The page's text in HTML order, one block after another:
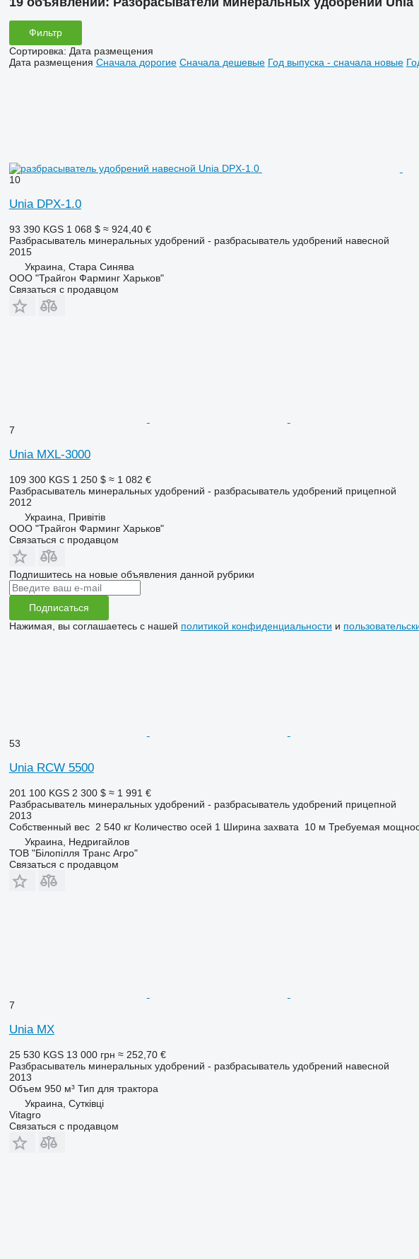
Фильтр
Сортировка: Дата размещения
Дата размещения Сначала дорогие Сначала дешевые Год выпуска - сначала новые
10
Unia DPX-1.0
93 390 KGS 1 068 $ ≈ 924,40 €
Разбрасыватель минеральных удобрений - разбрасыватель удобрений навесной
2015
Украина, Стара Синява
ООО "Трайгон Фарминг Харьков"
Связаться с продавцом
7
Unia MXL-3000
109 300 KGS 1 250 $ ≈ 1 082 €
Разбрасыватель минеральных удобрений - разбрасыватель удобрений прицепной
2012
Украина, Привітів
ООО "Трайгон Фарминг Харьков"
Связаться с продавцом
Подпишитесь на новые объявления данной рубрики
Подписаться
Нажимая, вы соглашаетесь с нашей политикой конфиденциальности и
53
Unia RCW 5500
201 100 KGS 2 300 $ ≈ 1 991 €
Разбрасыватель минеральных удобрений - разбрасыватель удобрений прицепной
2013
Собственный вес 2 540 кг Количество осей 1 Ширина захвата 10 м Требуемая
Украина, Недригайлов
ТОВ "Білопілля Транс Агро"
Связаться с продавцом
7
Unia MX
25 530 KGS 13 000 грн ≈ 252,70 €
Разбрасыватель минеральных удобрений - разбрасыватель удобрений навесной
2013
Объем 950 м³ Тип для трактора
Украина, Сутківці
Vitagro
Связаться с продавцом